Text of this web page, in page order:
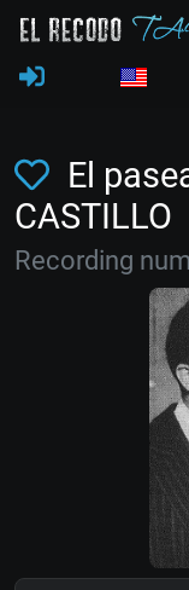
El
CASTILLO
Recording